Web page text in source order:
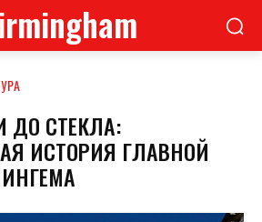
ДО СТЕКЛА:
ИСТОРИЯ ГЛАВНОЙ